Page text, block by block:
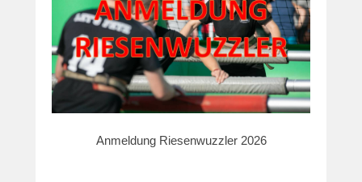
Anmeldung Riesenwuzzler 2026